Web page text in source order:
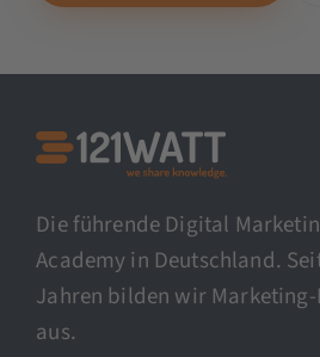
Die führende Digital
Academy in Deutschland.
Jahren bilden wir Marketing-
aus.